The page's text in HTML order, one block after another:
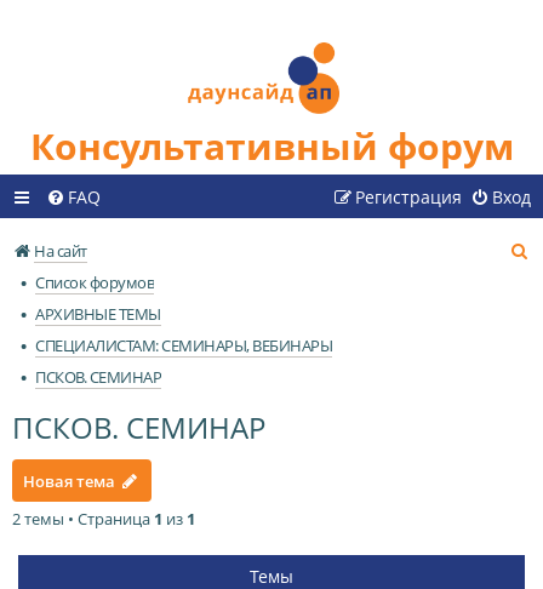
Консультативный форум
FAQ Вход
Регистрация
На сайт
Список форумов
АРХИВНЫЕ ТЕМЫ
СПЕЦИАЛИСТАМ: СЕМИНАРЫ, ВЕБИНАРЫ
ПСКОВ. СЕМИНАР
ПСКОВ. СЕМИНАР
Новая тема
2 темы • Страница 1 из 1
Темы